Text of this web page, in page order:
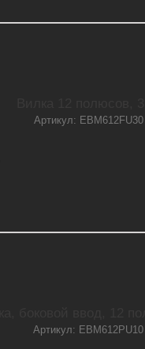
Артикул: EBM612FU30
Артикул: EBM612PU10